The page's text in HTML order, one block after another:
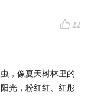
岩很难、有知有行
页，首先看到的是
目标：
22
，像夏天树林里的
光，粉红红、红彤